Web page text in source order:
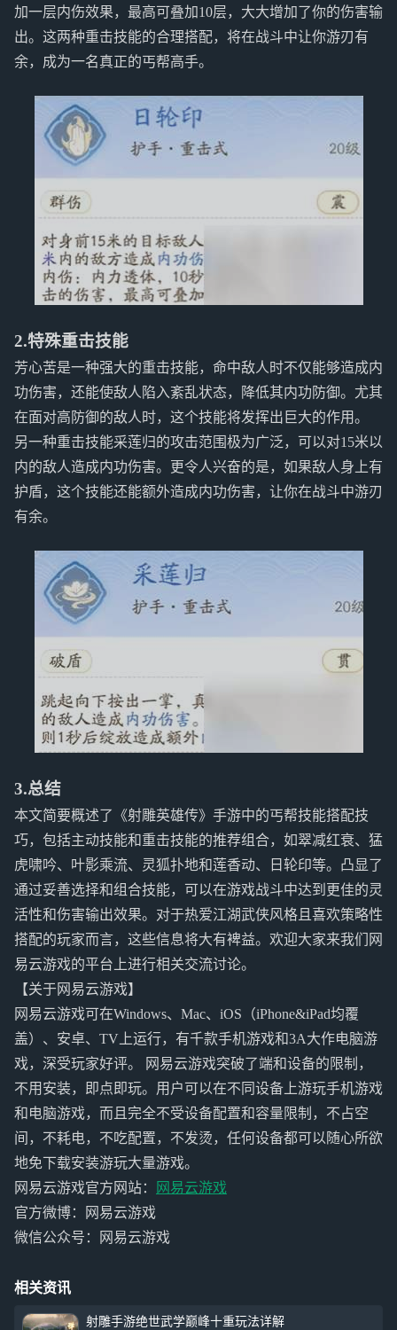
加一层内伤效果，最高可叠加10层，大大增加了你的伤害输
出。这两种重击技能的合理搭配，将在战斗中让你游刃有
余，成为一名真正的丐帮高手。
2.特殊重击技能
芳心苦是一种强大的重击技能，命中敌人时不仅能够造成内
功伤害，还能使敌人陷入紊乱状态，降低其内功防御。尤其
在面对高防御的敌人时，这个技能将发挥出巨大的作用。
另一种重击技能采莲归的攻击范围极为广泛，可以对15米以
内的敌人造成内功伤害。更令人兴奋的是，如果敌人身上有
护盾，这个技能还能额外造成内功伤害，让你在战斗中游刃
有余。
3.总结
本文简要概述了《射雕英雄传》手游中的丐帮技能搭配技
巧，包括主动技能和重击技能的推荐组合，如翠减红衰、猛
虎啸吟、叶影乘流、灵狐扑地和莲香动、日轮印等。凸显了
通过妥善选择和组合技能，可以在游戏战斗中达到更佳的灵
活性和伤害输出效果。对于热爱江湖武侠风格且喜欢策略性
搭配的玩家而言，这些信息将大有裨益。欢迎大家来我们网
易云游戏的平台上进行相关交流讨论。
【关于网易云游戏】
网易云游戏可在Windows、Mac、iOS（iPhone&iPad均覆
盖）、安卓、TV上运行，有千款手机游戏和3A大作电脑游
戏，深受玩家好评。 网易云游戏突破了端和设备的限制，
不用安装，即点即玩。用户可以在不同设备上游玩手机游戏
和电脑游戏，而且完全不受设备配置和容量限制，不占空
间，不耗电，不吃配置，不发烫，任何设备都可以随心所欲
地免下载安装游玩大量游戏。
网易云游戏官方网站：
网易云游戏
官方微博：网易云游戏
微信公众号：网易云游戏
相关资讯
射雕手游绝世武学巅峰十重玩法详解